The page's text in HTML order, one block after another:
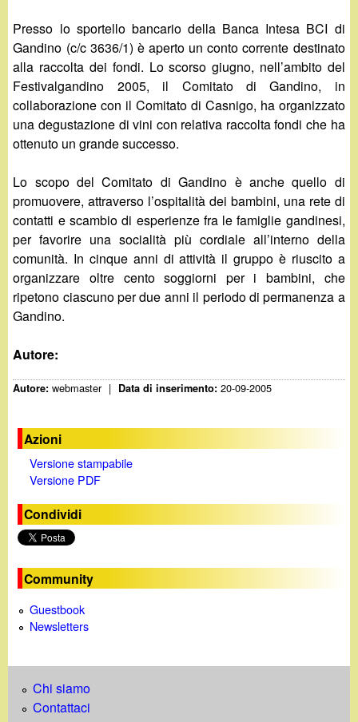
Presso lo sportello bancario della Banca Intesa BCI di
Gandino (c/c 3636/1) è aperto un conto corrente destinato
alla raccolta dei fondi. Lo scorso giugno, nell’ambito del
Festivalgandino 2005, il Comitato di Gandino, in
collaborazione con il Comitato di Casnigo, ha organizzato
una degustazione di vini con relativa raccolta fondi che ha
ottenuto un grande successo.
Lo scopo del Comitato di Gandino è anche quello di
promuovere, attraverso l’ospitalità dei bambini, una rete di
contatti e scambio di esperienze fra le famiglie gandinesi,
per favorire una socialità più cordiale all’interno della
comunità. In cinque anni di attività il gruppo è riuscito a
organizzare oltre cento soggiorni per i bambini, che
ripetono ciascuno per due anni il periodo di permanenza a
Gandino.
Autore:
Autore:webmaster | Data di inserimento:20-09-2005
Azioni
Versione stampabile
Versione PDF
Condividi
Community
Guestbook
Newsletters
Chi siamo
Contattaci